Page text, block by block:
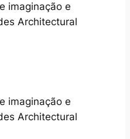
imaginação e
Architectural
imaginação e
Architectural